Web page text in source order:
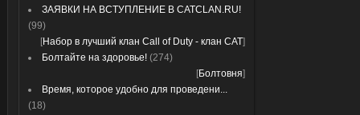
ЗАЯВКИ НА ВСТУПЛЕНИЕ В CATCLAN.RU!
(99)
[Набор в лучший клан Call of Duty - клан CAT]
Болтайте на здоровье! (274)
[Болтовня]
Время, которое удобно для проведени...
(18)